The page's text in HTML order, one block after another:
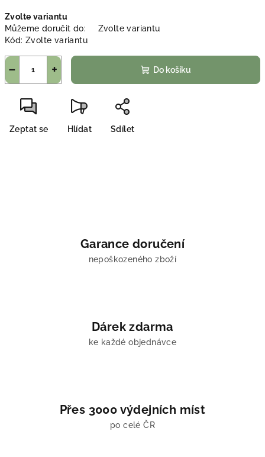
cena:
Zvolte variantu
Můžeme doručit do:
Zvolte variantu
Kód: Zvolte variantu
+
− Do košíku
Zeptat se Hlídat Sdílet
Garance doručení
nepoškozeného zboží
Dárek zdarma
ke každé objednávce
Přes 3000 výdejních míst
po celé ČR